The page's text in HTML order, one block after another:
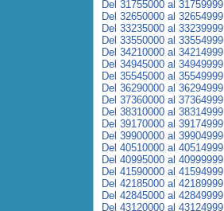
Del 31755000 al 31759999
Del 32650000 al 32654999
Del 33235000 al 33239999
Del 33550000 al 33554999
Del 34210000 al 34214999
Del 34945000 al 34949999
Del 35545000 al 35549999
Del 36290000 al 36294999
Del 37360000 al 37364999
Del 38310000 al 38314999
Del 39170000 al 39174999
Del 39900000 al 39904999
Del 40510000 al 40514999
Del 40995000 al 40999999
Del 41590000 al 41594999
Del 42185000 al 42189999
Del 42845000 al 42849999
Del 43120000 al 43124999